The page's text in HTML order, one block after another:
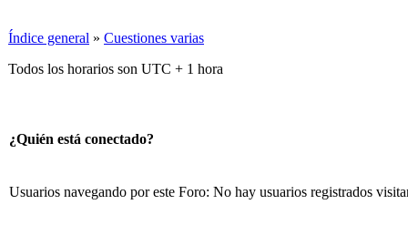
Índice general » Cuestiones varias
Todos los horarios son UTC + 1 hora
¿Quién está conectado?
Usuarios navegando por este Foro: No hay usuarios registrados